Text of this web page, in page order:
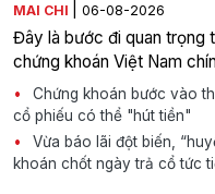
MAI CHI 06-08-2026
Đây là bước đi quan trọng
chứng khoán Việt Nam
Chứng khoán bước vào
cổ phiếu có thể "hút tiền"
Vừa báo lãi đột biến,
khoán chốt ngày trả cổ tức